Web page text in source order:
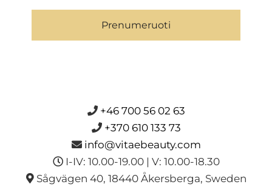
Prenumeruoti
+46 700 56 02 63
+370 610 133 73
info@vitaebeauty.com
I-IV: 10.00-19.00 | V: 10.00-18.30
Sågvägen 40, 18440 Åkersberga, Sweden